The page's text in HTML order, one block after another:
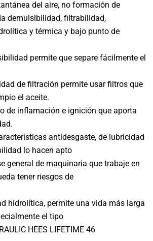
del aire, no formación de
demulsibilidad, filtrabilidad,
y térmica y bajo punto de
permite que separe fácilmente el
de filtración permite usar filtros que
el aceite.
de inflamación e ignición que aporta
antidesgaste, de lubricidad
lo hacen apto
general de maquinaria que trabaje en
tener riesgos de
hidrolítica, permite una vida más larga
el tipo
HEES LIFETIME 46